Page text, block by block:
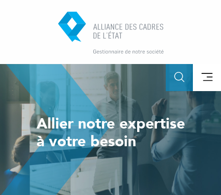
Allier notre expertise
à votre besoin